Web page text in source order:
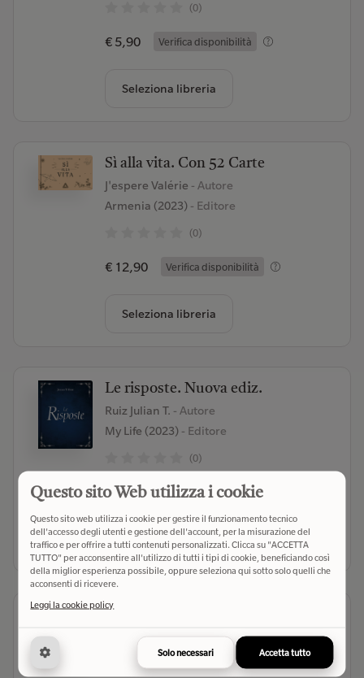
(0)
€ 5,90 Verifica disponibilità
Seleziona libreria
Sì alla vita. Con 52 Carte
J'espere Valérie - Autore
Armenia (2023)- Editore
(0)
€ 12,90 Verifica disponibilità
Seleziona libreria
Le risposte. Nuova ediz.
Ruiz Julian T. - Autore
My Life (2023)- Editore
(0)
€ 7,50 Verifica disponibilità
Seleziona libreria
Calma
Edicart (2024)
- Editore
Questo sito Web utilizza i cookie
Questo sito web utilizza i cookie per gestire il funzionamento tecnico
dell'accesso degli utenti e gestione dell'account, per la misurazione del
traffico e per offrire a tutti contenuti personalizzati. Clicca su "ACCETTA
TUTTO" per acconsentire all'utilizzo di tutti i tipi di cookie, beneficiando così
della miglior esperienza possibile, oppure seleziona qui sotto solo quelli che
acconsenti di ricevere.
Leggi la cookie policy
Solo necessari Accetta tutto